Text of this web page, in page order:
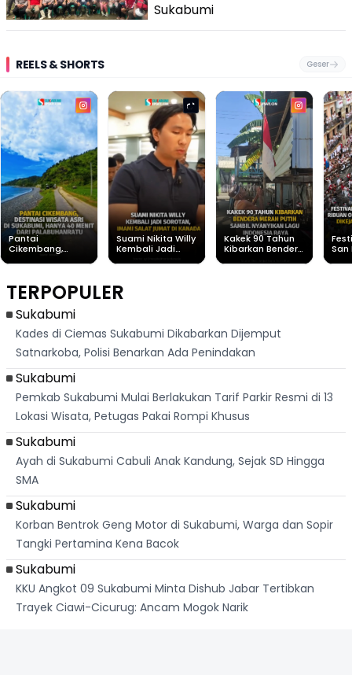
Sukabumi
REELS & SHORTS Geser
Pantai
Cikembang,
Dari
Palabuhanratu
Suami Nikita Willy
Kembali Jadi
Kakek 90 Tahun
Kibarkan Bendera
San
TERPOPULER
Sukabumi
Kades di Ciemas Sukabumi Dikabarkan Dijemput
Satnarkoba, Polisi Benarkan Ada Penindakan
Sukabumi
Pemkab Sukabumi Mulai Berlakukan Tarif Parkir Resmi di 13
Lokasi Wisata, Petugas Pakai Rompi Khusus
Sukabumi
Ayah di Sukabumi Cabuli Anak Kandung, Sejak SD Hingga
SMA
Sukabumi
Korban Bentrok Geng Motor di Sukabumi, Warga dan Sopir
Tangki Pertamina Kena Bacok
Sukabumi
KKU Angkot 09 Sukabumi Minta Dishub Jabar Tertibkan
Trayek Ciawi-Cicurug: Ancam Mogok Narik